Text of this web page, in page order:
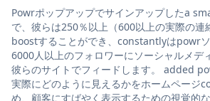
Powrポップアップでサインアップしたa
で、彼らは250％以上（600以上の実際の連
boostすることができ、constantlyはpowr
6000人以上のフォロワーにソーシャルメデ
彼らのサイトでフィードします。 added
実際にどのように見えるかをホームページ
め、顧客にすばやく表示するための視覚的